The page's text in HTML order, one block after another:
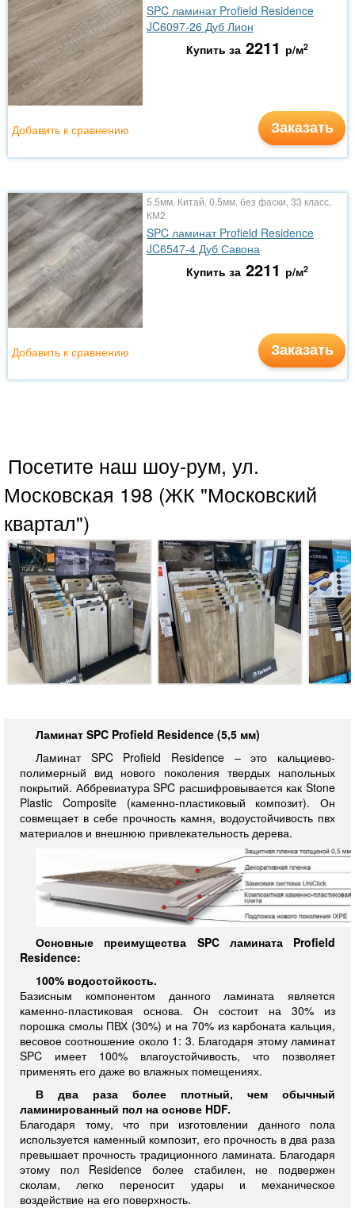
SPC ламинат Profield Residence
JC6097-26 Дуб Лион
Купить за 2211 р/м2
Заказать
Добавить к сравнению
5.5мм, Китай, 0.5мм, без фаски, 33 класс,
КМ2
SPC ламинат Profield Residence
JC6547-4 Дуб Савона
Купить за 2211 р/м2
Заказать
Добавить к сравнению
Посетите наш шоу-рум, ул.
Московская 198 (ЖК "Московский
квартал")
Ламинат SPC Profield Residence (5,5 мм)
Ламинат SPC Profield Residence – это кальциево-
полимерный вид нового поколения твердых напольных
покрытий. Аббревиатура SPC расшифровывается как Stone
Plastic Composite (каменно-пластиковый композит). Он
совмещает в себе прочность камня, водоустойчивость пвх
материалов и внешнюю привлекательность дерева.
Основные преимущества SPC ламината Profield
Residence:
100% водостойкость.
Базисным компонентом данного ламината является
каменно-пластиковая основа. Он состоит на 30% из
порошка смолы ПВХ (30%) и на 70% из карбоната кальция,
весовое соотношение около 1: 3. Благодаря этому ламинат
SPC имеет 100% влагоустойчивость, что позволяет
применять его даже во влажных помещениях.
В два раза более плотный, чем обычный
ламинированный пол на основе HDF.
Благодаря тому, что при изготовлении данного пола
используется каменный композит, его прочность в два раза
превышает прочность традиционного ламината. Благодаря
этому пол Residence более стабилен, не подвержен
сколам, легко переносит удары и механическое
воздействие на его поверхность.